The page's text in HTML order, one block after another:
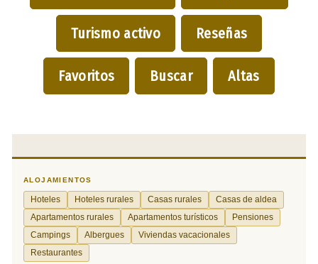
Turismo activo Reseñas
Favoritos Buscar Altas